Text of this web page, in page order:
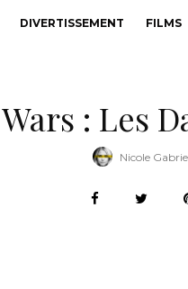
DIVERTISSEMENT FILMS
: Les
Nicole